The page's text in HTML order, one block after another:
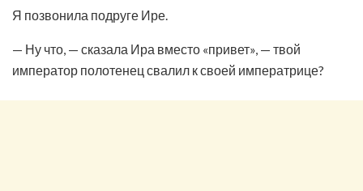
Я позвонила подруге Ире.
— Ну что, — сказала Ира вместо «привет», — твой
император полотенец свалил к своей императрице?